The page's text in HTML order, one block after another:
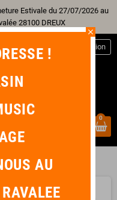
Estivale du 27/07/2026 au
28100 DREUX
Connexion
0
close
!
AU